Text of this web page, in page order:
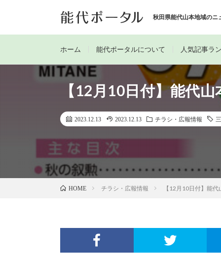
秋田県能代山本地域のニ
ホーム 能代ポータルについて 人気記事ラ
【12月10日付】能代
2023.12.13 2023.12.13 チラシ・広報情報
HOME チラシ・広報情報 【12月10日付】能